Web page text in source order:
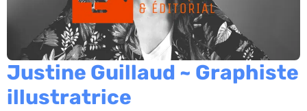
Justine Guillaud ~ Graphiste
illustratrice